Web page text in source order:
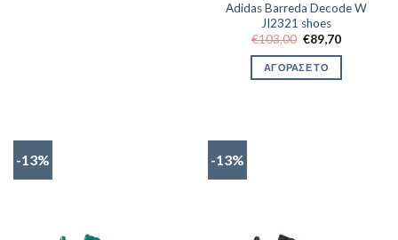
Adidas Barreda Decode W
JI2321 shoes
€103,00 Original
price
was:
€103,00.
€89,70Η
€89,70.
ΑΓΟΡΑΣΕ ΤΟ
-13% -13%